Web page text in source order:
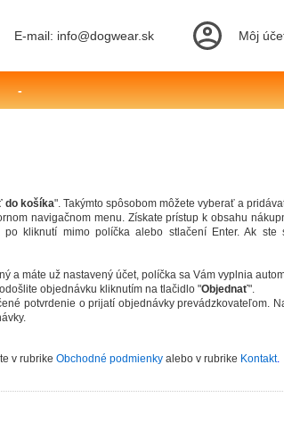
E-mail: info@dogwear.sk Môj
-
do košíka". Takýmto spôsobom môžete vyberať a
navigačnom menu. Získate prístup k obsahu
kliknutí mimo políčka alebo stlačení Enter. Ak
a máte už nastavený účet, políčka sa Vám vyplnia
objednávku kliknutím na tlačidlo "Objednať".
potvrdenie o prijatí objednávky prevádzkovateľom.
v rubrikeObchodné podmienky alebo v rubrike Kontakt.